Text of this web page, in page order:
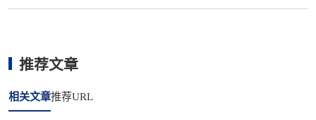
推荐文章
相关文章推荐URL